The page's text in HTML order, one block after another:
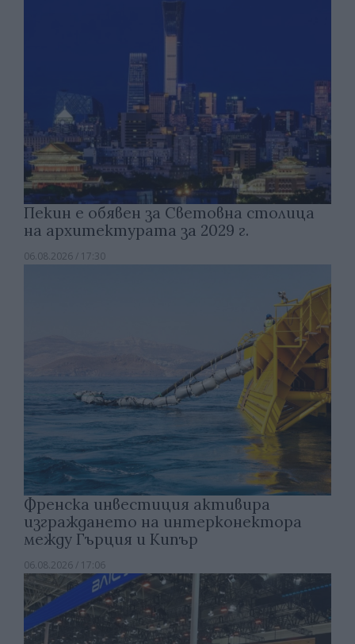
Пекин е обявен за Световна столица
на архитектурата за 2029 г.
06.08.2026 / 17:30
Френска инвестиция активира
изграждането на интерконектора
между Гърция и Кипър
06.08.2026 / 17:06